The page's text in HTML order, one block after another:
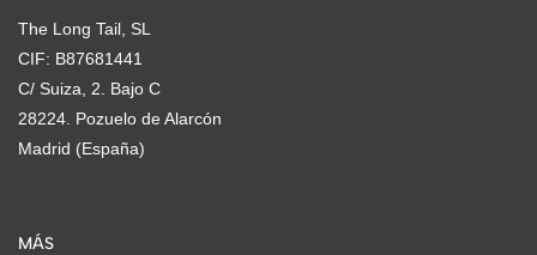
The Long Tail, SL
CIF: B87681441
C/ Suiza, 2. Bajo C
28224. Pozuelo de Alarcón
Madrid (España)
MÁS